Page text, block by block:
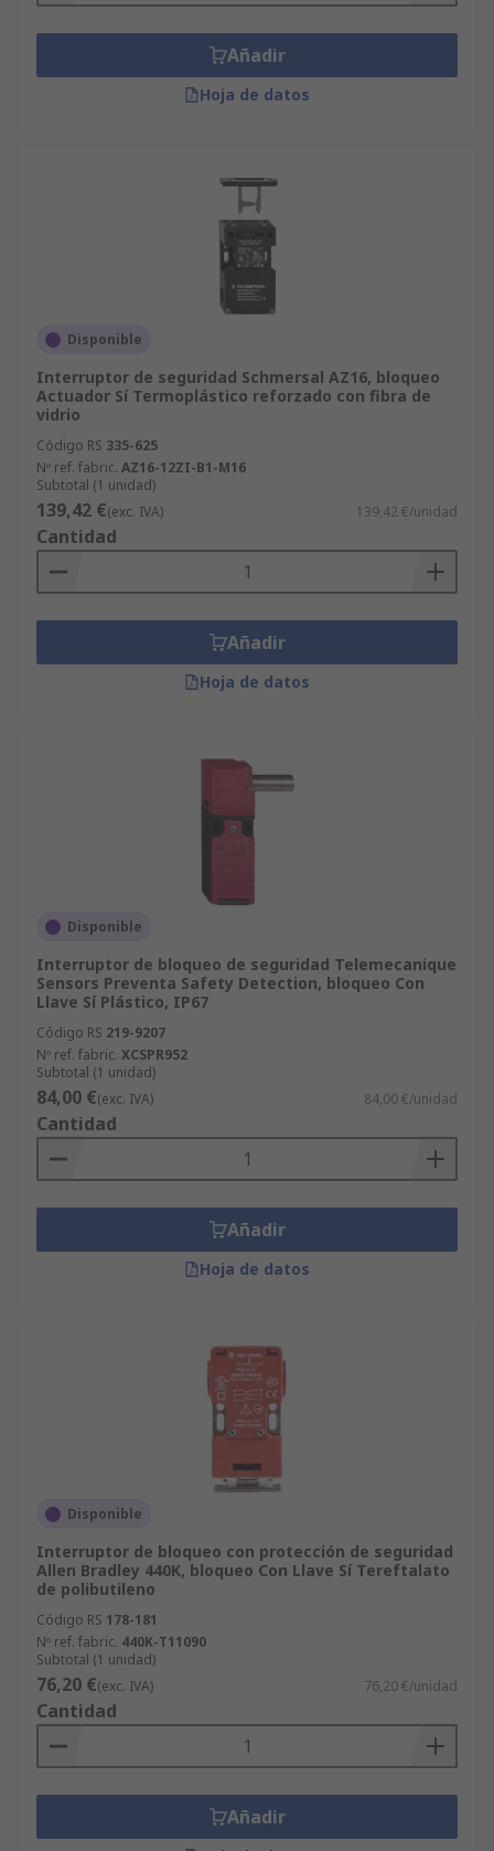
Añadir
Hoja de datos
Disponible
Interruptor de seguridad Schmersal AZ16, bloqueo
Actuador Sí Termoplástico reforzado con fibra de
vidrio
Código RS 335-625
Nº ref. fabric. AZ16-12ZI-B1-M16
Subtotal (1 unidad)
139,42 €(exc. IVA) 139,42 €/unidad
Cantidad
Añadir
Hoja de datos
Disponible
Interruptor de bloqueo de seguridad Telemecanique
Sensors Preventa Safety Detection, bloqueo Con
Llave Sí Plástico, IP67
Código RS 219-9207
Nº ref. fabric. XCSPR952
Subtotal (1 unidad)
84,00 €(exc. IVA) 84,00 €/unidad
Cantidad
Añadir
Hoja de datos
Disponible
Interruptor de bloqueo con protección de seguridad
Allen Bradley 440K, bloqueo Con Llave Sí Tereftalato
de polibutileno
Código RS 178-181
Nº ref. fabric. 440K-T11090
Subtotal (1 unidad)
76,20 €(exc. IVA) 76,20 €/unidad
Cantidad
Añadir